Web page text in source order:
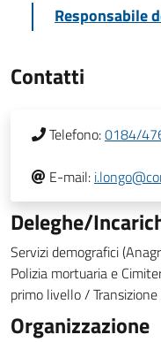
Responsabile
Contatti
Telefono:0184/
E-mail:
Deleghe/
Servizi demografici
Polizia mortuaria e
primo livello /
Organizzazione